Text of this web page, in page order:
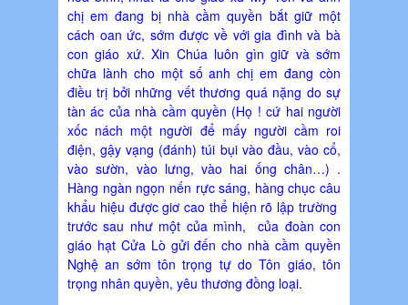
chị em đang bị nhà cầm quyền bắt giữ một
cách oan ức, sớm được về với gia đình và bà
con giáo xứ. Xin Chúa luôn gìn giữ và sớm
chữa lành cho một số anh chị em đang còn
điều trị bởi những vết thương quá nặng do sự
tàn ác của nhà cầm quyền (Họ ! cứ hai người
xốc nách một người để mấy người cầm roi
điện, gậy vạng (đánh) túi bụi vào đầu, vào cổ,
vào sườn, vào lưng, vào hai ống chân…) .
Hàng ngàn ngọn nến rực sáng, hàng chục câu
khẩu hiệu được giơ cao thể hiện rõ lập trường
trước sau như một của mình, của đoàn con
giáo hạt Cửa Lò gửi đến cho nhà cầm quyền
Nghệ an sớm tôn trọng tự do Tôn giáo, tôn
trọng nhân quyền, yêu thương đồng loại.